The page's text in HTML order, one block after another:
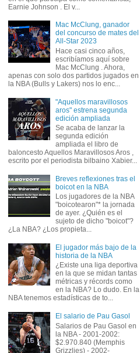
Earnie Johnson . El v...
Mac McClung, ganador
del concurso de mates del
All-Star 2023
Hace casi cinco años,
escribíamos aquí sobre
Mac McClung . Ahora,
apenas con solo dos partidos jugados en
la NBA (Bulls y Lakers) nos lo enc...
"Aquellos maravillosos
aros" estrena segunda
edición ampliada
Se acaba de lanzar la
segunda edición
ampliada el libro de
baloncesto Aquellos Maravillosos Aros ,
escrito por el periodista bilbaino Xabier...
Breves reflexiones tras el
boicot en la NBA
Los jugadores de la NBA
"boicotearon"* la jornada
de ayer. ¿Quién es el
sujeto de dicho "boicot"?
¿La NBA? ¿Los propieta...
El jugador más bajo de la
historia de la NBA
¿Existe una liga deportiva
en la que se midan tantas
métricas y récords como
en la NBA? Lo dudo. En la
NBA tenemos estadísticas de to...
El salario de Pau Gasol
Salarios de Pau Gasol en
la NBA - 2001-2002:
$2.970.840 (Memphis
Grizzlies) - 2002-